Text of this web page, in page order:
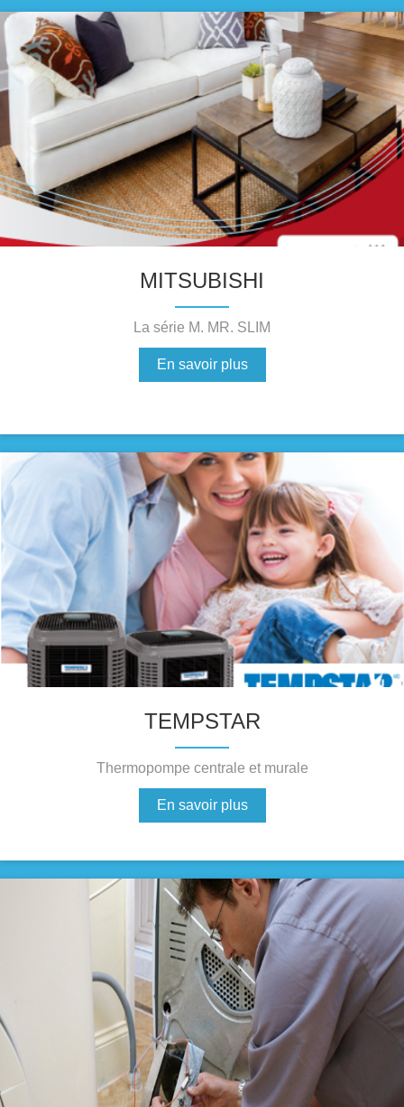
MITSUBISHI
La série M. MR. SLIM
En savoir plus
TEMPSTAR
Thermopompe centrale et murale
En savoir plus